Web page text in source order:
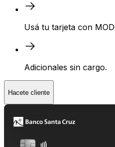
Usá tu tarjeta con
Adicionales sin cargo.
Hacete cliente